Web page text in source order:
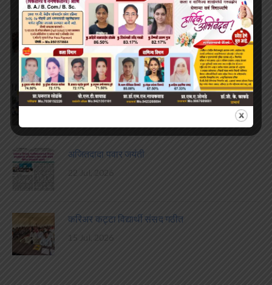
पालक मेळावा व गुणवंत विद्यार्थ्यांचा सत्कार
31 Jul, 2026
पदवी वितरण समारंभ
25 Jul, 2026
अजितदादा पवार जयंती
22 Jul, 2026
करिअर कट्टा विद्यार्थी संसद गठीत
15 Jul, 2026